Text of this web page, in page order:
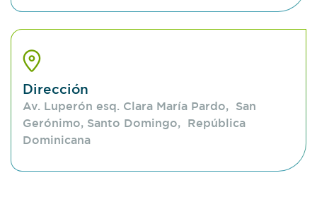
Dirección
Av. Luperón esq. Clara María Pardo, San
Gerónimo, Santo Domingo, República
Dominicana